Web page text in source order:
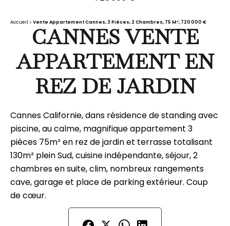
Accueil Vente Appartement Cannes, 3 Pièces, 2 Chambres, 75 M², 720 000 €
CANNES VENTE
APPARTEMENT EN
REZ DE JARDIN
Cannes Californie, dans résidence de standing avec
piscine, au calme, magnifique appartement 3
pièces 75m² en rez de jardin et terrasse totalisant
130m² plein Sud, cuisine indépendante, séjour, 2
chambres en suite, clim, nombreux rangements
cave, garage et place de parking extérieur. Coup
de cœur.